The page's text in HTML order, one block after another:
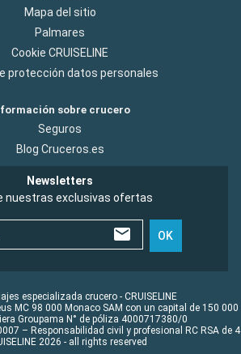
Mapa del sitio
Palmares
Cookie CRUISELINE
protección datos personales
sobre crucero
Seguros
Blog Cruceros.es
Newsletters
nuestras exclusivas ofertas
OK
especializada crucero - CRUISELINE
MC 98 000 Monaco SAM con un capital de 150 000
Groupama N° de póliza 4000717380/0
– Responsabilidad civil y profesional RC RSA de
2026 - all rights reserved